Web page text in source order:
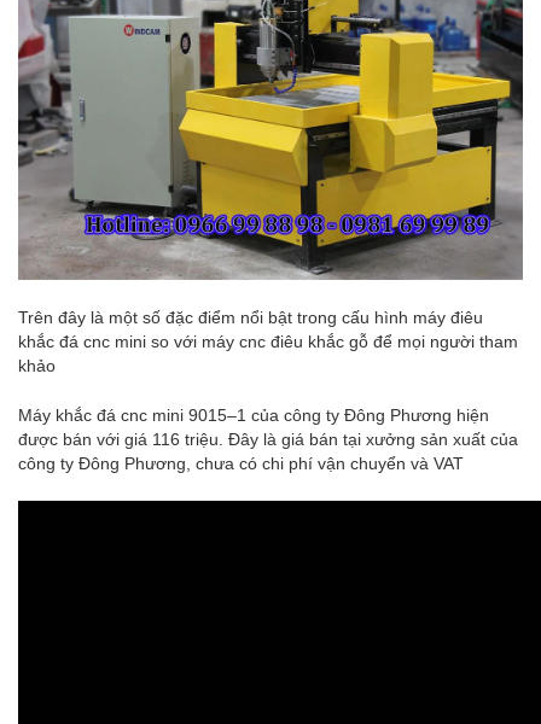
Trên đây là một số đặc điểm nổi bật trong cấu hình máy điêu
khắc đá cnc mini so với máy cnc điêu khắc gỗ để mọi người tham
khảo
Máy khắc đá cnc mini 9015–1 của công ty Đông Phương hiện
được bán với giá 116 triệu. Đây là giá bán tại xưởng sản xuất của
công ty Đông Phương, chưa có chi phí vận chuyển và VAT